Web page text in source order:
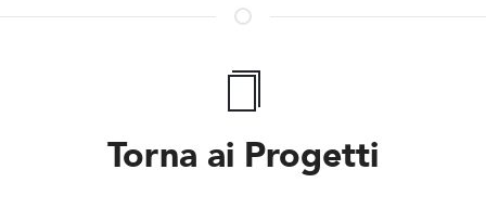
Torna ai Progetti